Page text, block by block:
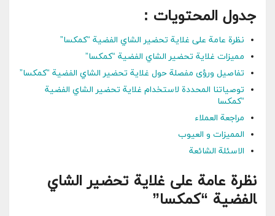
جدول المحتويات :
نظرة⁣ عامة على غلاية تحضير الشاي⁤ الفضية “كمكسا”
مميزات غلاية تحضير الشاي الفضية “كمكسا”
تفاصيل⁣ ورؤى مفصلة حول⁣ غلاية تحضير الشاي الفضية “كمكسا”
توصياتنا ⁢المحددة لاستخدام غلاية تحضير الشاي الفضية
“كمكسا
مراجعة العملاء
المميزات و العيوب
الاسئلة الشائعة
نظرة عامة على غلاية تحضير الشاي
‍الفضية “كمكسا”